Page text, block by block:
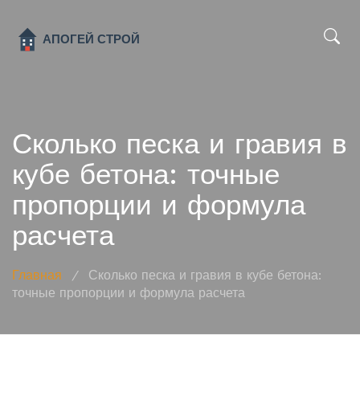
Сколько песка и гравия в
кубе бетона: точные
пропорции и формула
расчета
Главная /
Сколько песка и гравия в кубе бетона:
точные пропорции и формула расчета